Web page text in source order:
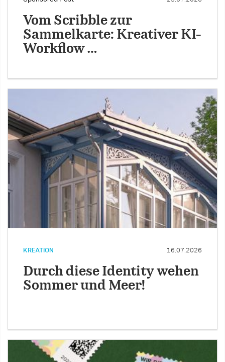
Vom Scribble zur
Sammelkarte: Kreativer KI-
Workflow …
KREATION 16.07.2026
Durch diese Identity wehen
Sommer und Meer!